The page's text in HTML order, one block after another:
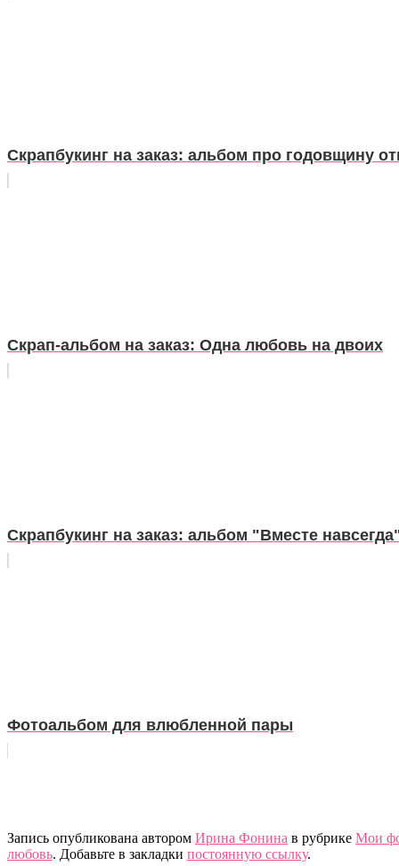
Скрапбукинг на заказ: альбом про годовщину
Скрап-альбом на заказ: Одна любовь на двоих
Скрапбукинг на заказ: альбом "Вместе
Фотоальбом для влюбленной пары
Запись опубликована автором Ирина Фонина в рубрике Мои
любовь. Добавьте в закладки постоянную ссылку.